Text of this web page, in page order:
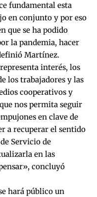
fundamental esta
en conjunto y por eso
que se ha podido
la pandemia, hacer
Martínez.
interés, los
los trabajadores y las
cooperativos y
nos permita seguir
en clave de
a recuperar el sentido
Servicio de
en las
concluyó
hará público un